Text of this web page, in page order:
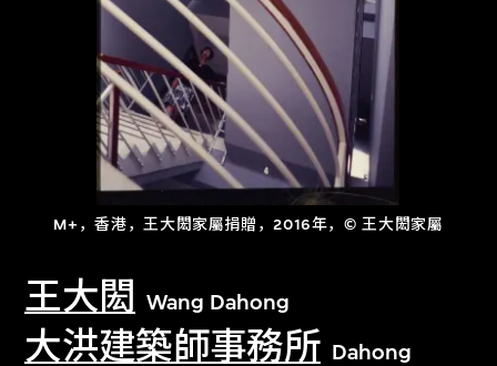
M+，香港，王大閎家屬捐贈，2016年，© 王大閎家屬
王大閎 Wang Dahong
大洪建築師事務所 Dahong
关于M+藏品
探索世界顶级的二十及二十一世纪视觉
文化藏品。